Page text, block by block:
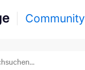
Community